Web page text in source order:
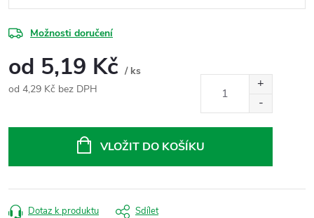
Možnosti doručení
od 5,19 Kč / ks
od 4,29 Kč bez DPH
VLOŽIT DO KOŠÍKU
Dotaz k produktu Sdílet